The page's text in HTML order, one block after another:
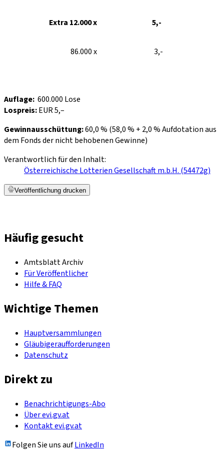
Extra 12.000 x 5,-
86.000 x 3,-
Auflage: 600.000 Lose
Lospreis:EUR 5,–
Gewinnausschüttung:60,0 % (58,0 % + 2,0 % Aufdotation aus
dem Fonds der nicht behobenen Gewinne)
Verantwortlich für den Inhalt:
Österreichische Lotterien Gesellschaft m.b.H. (54472g)
Veröffentlichung drucken
Häufig gesucht
Amtsblatt Archiv
Für Veröffentlicher
Hilfe & FAQ
Wichtige Themen
Hauptversammlungen
Gläubigeraufforderungen
Datenschutz
Direkt zu
Benachrichtigungs-Abo
Über evi.gv.at
Kontakt evi.gv.at
Folgen Sie uns aufLinkedIn